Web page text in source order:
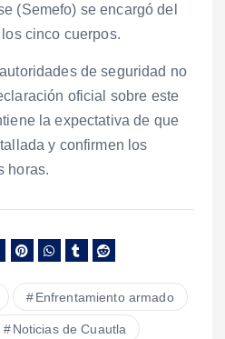
(Semefo) se encargó del
cinco cuerpos.
de seguridad no
oficial sobre este
la expectativa de que
y confirmen los
horas.
Enfrentamiento armado
Noticias de Cuautla